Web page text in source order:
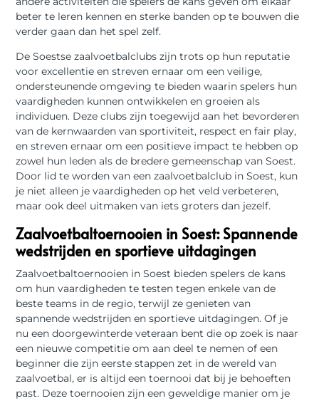
beter te leren kennen en sterke banden op te bouwen die
verder gaan dan het spel zelf.
De Soestse zaalvoetbalclubs zijn trots op hun reputatie
voor excellentie en streven ernaar om een ​​veilige,
ondersteunende omgeving te bieden waarin spelers hun
vaardigheden kunnen ontwikkelen en groeien als
individuen. Deze clubs zijn toegewijd aan het bevorderen
van de kernwaarden van sportiviteit, respect en fair play,
en streven ernaar om een ​​positieve impact te hebben op
zowel hun leden als de bredere gemeenschap van Soest.
Door lid te worden van een zaalvoetbalclub in Soest, kun
je niet alleen je vaardigheden op het veld verbeteren,
maar ook deel uitmaken van iets groters dan jezelf.
Zaalvoetbaltoernooien in Soest: Spannende
wedstrijden en sportieve uitdagingen
Zaalvoetbaltoernooien in Soest bieden spelers de kans
om hun vaardigheden te testen tegen enkele van de
beste teams in de regio, terwijl ze genieten van
spannende wedstrijden en sportieve uitdagingen. Of je
nu een doorgewinterde veteraan bent die op zoek is naar
een nieuwe competitie om aan deel te nemen of een
beginner die zijn eerste stappen zet in de wereld van
zaalvoetbal, er is altijd een toernooi dat bij je behoeften
past. Deze toernooien zijn een geweldige manier om je